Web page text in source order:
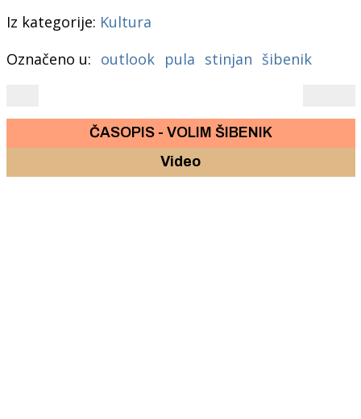
Iz kategorije: Kultura
Označeno u: outlook pula stinjan šibenik
ČASOPIS - VOLIM ŠIBENIK
Video